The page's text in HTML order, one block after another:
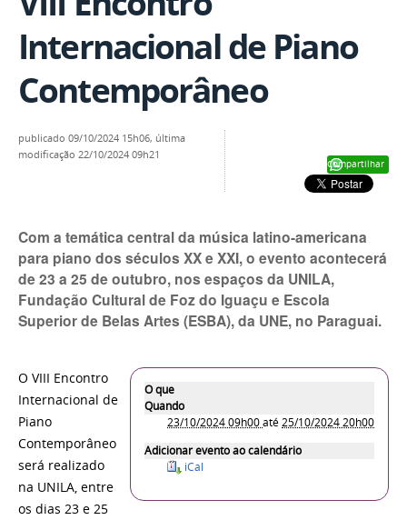
Internacional de Piano
Contemporâneo
Compartilhar
publicado 09/10/2024 15h06, última
modificação 22/10/2024 09h21
Com a temática central da música latino-americana
para piano dos séculos XX e XXI, o evento acontecerá
de 23 a 25 de outubro, nos espaços da UNILA,
Fundação Cultural de Foz do Iguaçu e Escola
Superior de Belas Artes (ESBA), da UNE, no Paraguai.
O que
Quando
23/10/2024 09h00até25/10/2024 20h00
Adicionar evento ao calendário
iCal
O VIII Encontro
Internacional de
Piano
Contemporâneo
será realizado
na UNILA, entre
os dias 23 e 25